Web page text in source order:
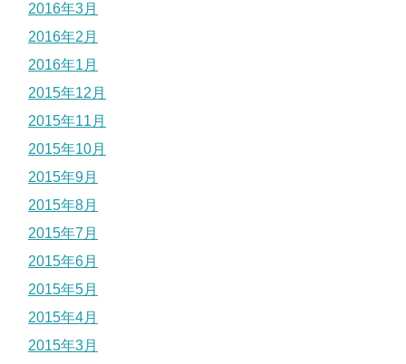
2016年3月
2016年2月
2016年1月
2015年12月
2015年11月
2015年10月
2015年9月
2015年8月
2015年7月
2015年6月
2015年5月
2015年4月
2015年3月